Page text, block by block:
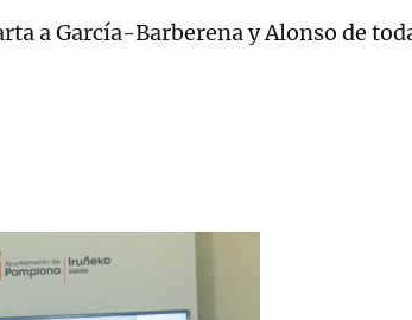
a García-Barberena y Alonso de